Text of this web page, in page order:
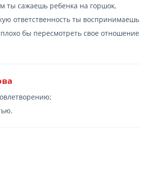
ты сажаешь ребенка на горшок,
ответственность ты воспринимаешь
бы пересмотреть свое отношение